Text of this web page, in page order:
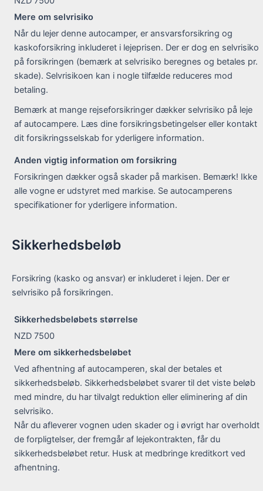
Mere om selvrisiko
Når du lejer denne autocamper, er ansvarsforsikring og
kaskoforsikring inkluderet i lejeprisen. Der er dog en selvrisiko
på forsikringen (bemærk at selvrisiko beregnes og betales pr.
skade). Selvrisikoen kan i nogle tilfælde reduceres mod
betaling.
Bemærk at mange rejseforsikringer dækker selvrisiko på leje
af autocampere. Læs dine forsikringsbetingelser eller kontakt
dit forsikringsselskab for yderligere information.
Anden vigtig information om forsikring
Forsikringen dækker også skader på markisen. Bemærk! Ikke
alle vogne er udstyret med markise. Se autocamperens
specifikationer for yderligere information.
Sikkerhedsbeløb
Forsikring (kasko og ansvar) er inkluderet i lejen. Der er
selvrisiko på forsikringen.
Sikkerhedsbeløbets størrelse
NZD 7500
Mere om sikkerhedsbeløbet
Ved afhentning af autocamperen, skal der betales et
sikkerhedsbeløb. Sikkerhedsbeløbet svarer til det viste beløb
med mindre, du har tilvalgt reduktion eller eliminering af din
selvrisiko.
Når du afleverer vognen uden skader og i øvrigt har overholdt
de forpligtelser, der fremgår af lejekontrakten, får du
sikkerhedsbeløbet retur. Husk at medbringe kreditkort ved
afhentning.